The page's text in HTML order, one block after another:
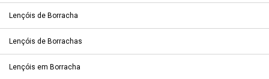
Lençóis de Borracha
Lençóis de Borrachas
Lençóis em Borracha